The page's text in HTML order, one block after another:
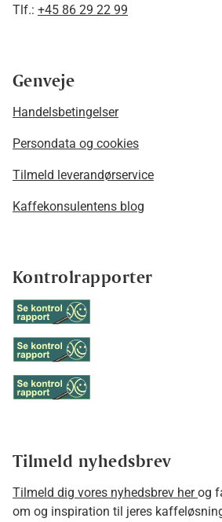
Tlf.: +45 86 29 22 99
Genveje
Handelsbetingelser
Persondata og cookies
Tilmeld leverandørservice
Kaffekonsulentens blog
Kontrolrapporter
Tilmeld nyhedsbrev
Tilmeld dig vores nyhedsbrev herog
om og inspiration til jeres